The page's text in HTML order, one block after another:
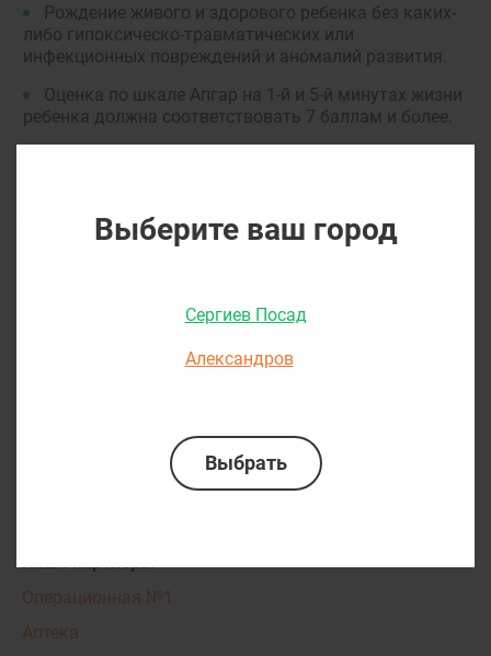
Выберите ваш город
Сергиев Посад
Александров
Рождение живого и здорового ребенка без каких-
либо гипоксическо-травматических или
инфекционных повреждений и аномалий развития.
Оценка по шкале Апгар на 1-й и 5-й минутах жизни
ребенка должна соответствовать 7 баллам и более.
Стандарты обслуживания
Политика конфиденциальности
Наши партнеры
Операционная №1
Аптека